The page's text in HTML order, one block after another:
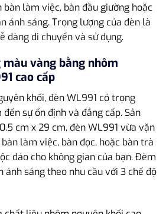
bàn làm việc, bàn đầu giường hoặc
ánh sáng. Trọng lượng của đèn là
dàng di chuyển và sử dụng.
vàng bằng nhôm
cao cấp
khối, đèn WL991 có trọng
sự ổn định và đẳng cấp. Sản
cm x 29 cm, đèn WL991 vừa vặn
làm việc, bàn đọc, hoặc bàn trà
đáo cho không gian của bạn. Đèm
ánh sáng theo nhu cầu với 3 chế độ